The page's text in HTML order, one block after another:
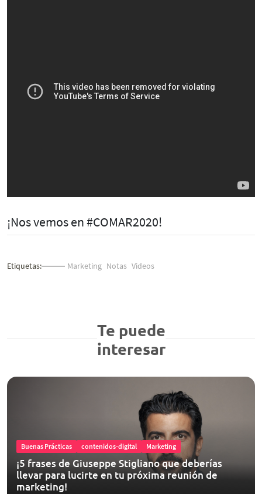
¡Nos vemos en #COMAR2020!
Etiquetas: Marketing Notas Videos
Te puede
interesar
Buenas Prácticas contenidos-digital Marketing
¡5 frases de Giuseppe Stigliano que deberías
llevar para lucirte en tu próxima reunión de
marketing!